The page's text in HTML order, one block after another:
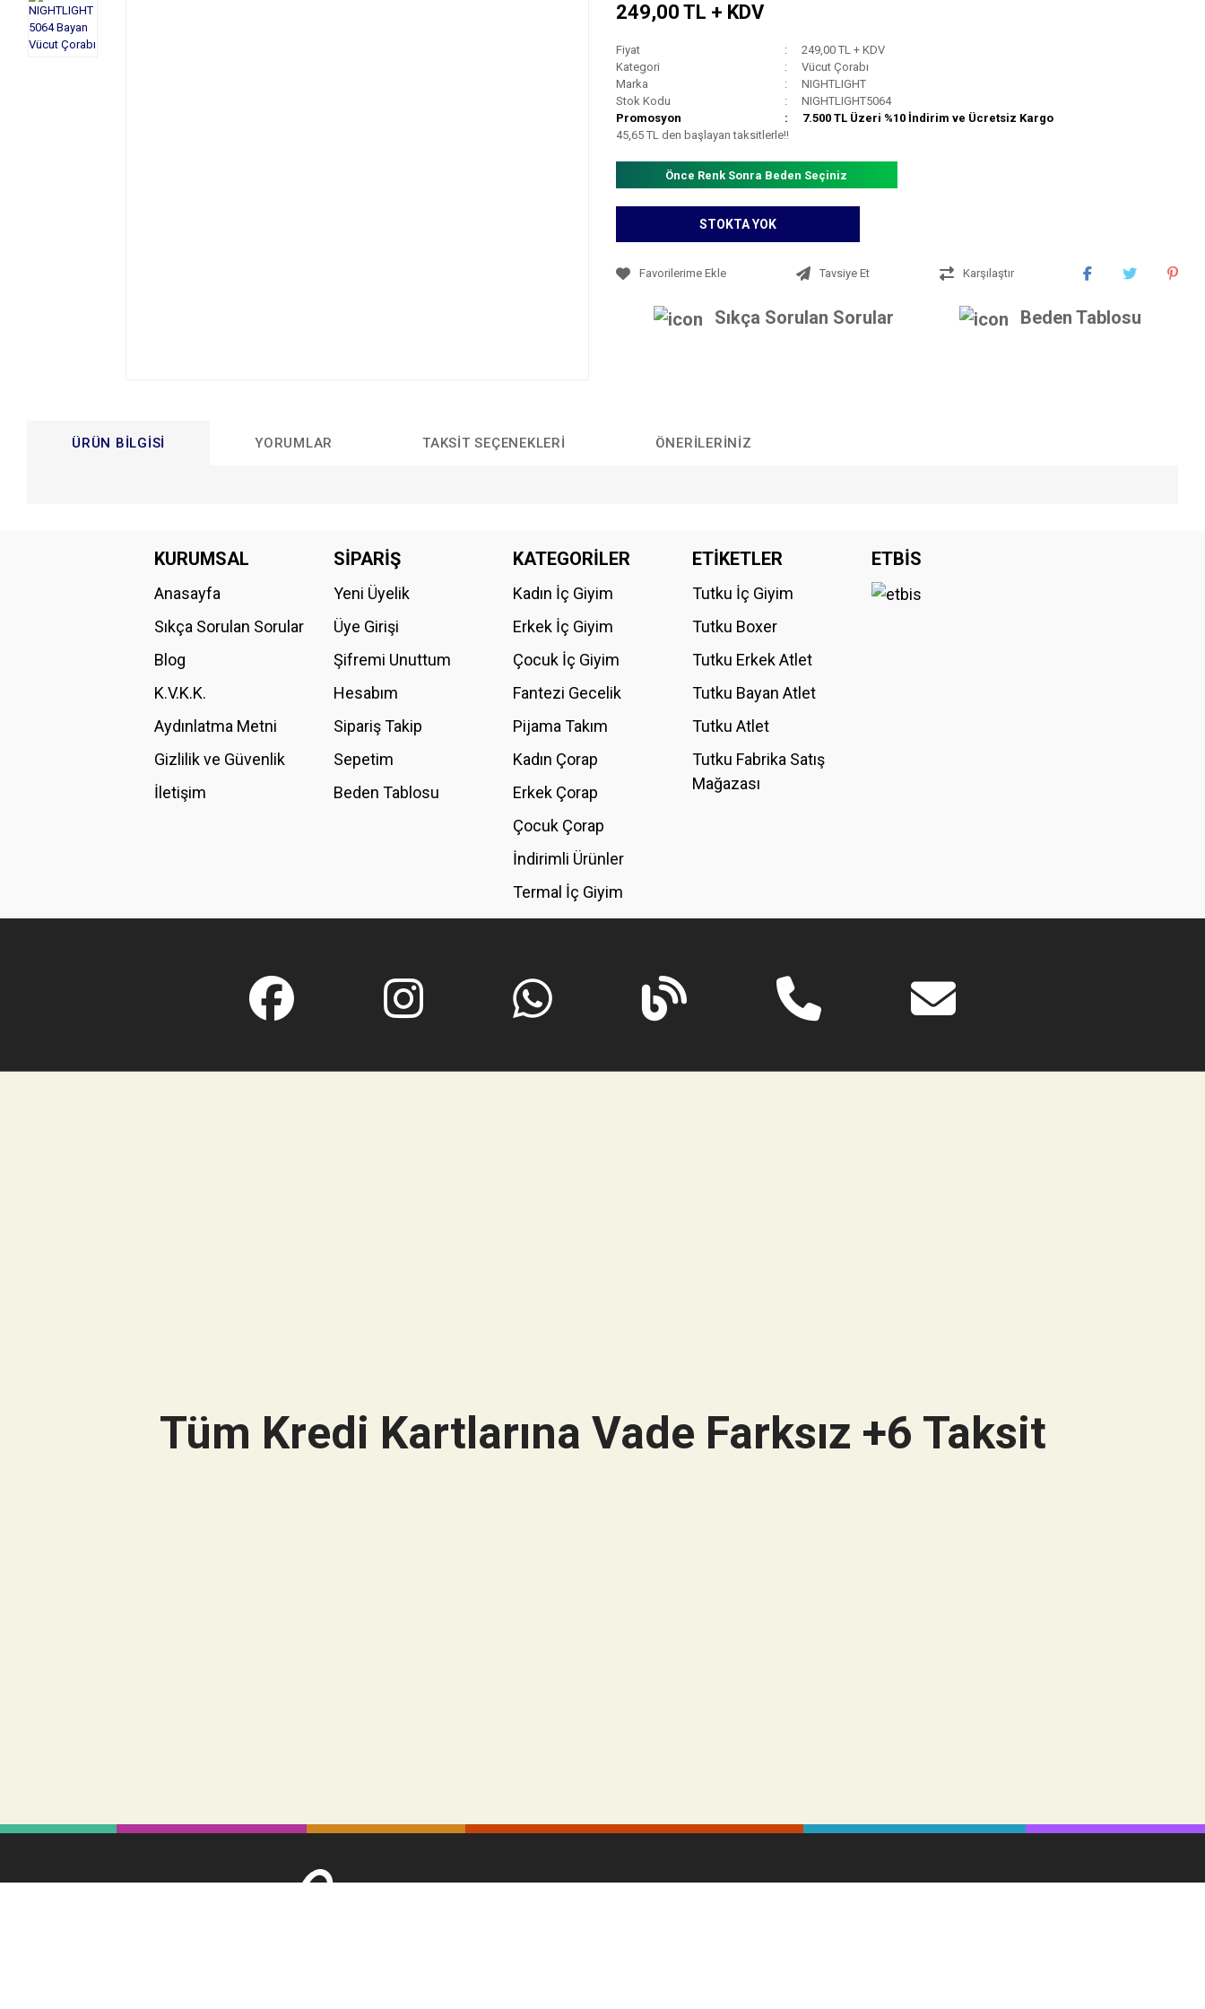
249,00 TL + KDV
Fiyat
249,00 TL + KDV
Kategori
Vücut Çorabı
Marka
NIGHTLIGHT
Stok Kodu
NIGHTLIGHT5064
Promosyon
7.500 TL Üzeri %10 İndirim ve Ücretsiz Kargo
45,65 TL den başlayan taksitlerle!!
Önce Renk Sonra Beden Seçiniz
STOKTA YOK
Tavsiye Et Karşılaştır
Sıkça Sorulan Sorular Beden Tablosu
ÜRÜN BILGISI YORUMLAR TAKSIT SEÇENEKLERI ÖNERILERINIZ
Bu ürüne ilk yorumu siz yapın!
Ürün resmi kalitesiz, bozuk veya görüntülenemiyor.
Ürün fiyatı diğer sitelerden daha pahalı.
Bu ürüne benzer farklı alternatifler olmalı.
KURUMSAL
Anasayfa
Sıkça Sorulan Sorular
Blog
K.V.K.K.
Aydınlatma Metni
Gizlilik ve Güvenlik
İletişim
SİPARİŞ
Yeni Üyelik
Üye Girişi
Şifremi Unuttum
Hesabım
Sipariş Takip
Sepetim
Beden Tablosu
KATEGORİLER
Kadın İç Giyim
Erkek İç Giyim
Çocuk İç Giyim
Fantezi Gecelik
Pijama Takım
Kadın Çorap
Erkek Çorap
Çocuk Çorap
İndirimli Ürünler
Termal İç Giyim
ETİKETLER
Tutku İç Giyim
Tutku Boxer
Tutku Erkek Atlet
Tutku Bayan Atlet
Tutku Atlet
Tutku Fabrika Satış
Mağazası
ETBİS
Tüm Kredi Kartlarına Vade Farksız +6 Taksit